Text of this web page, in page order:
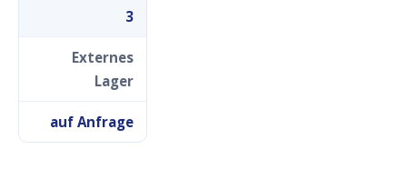
3
Externes
Lager
auf Anfrage